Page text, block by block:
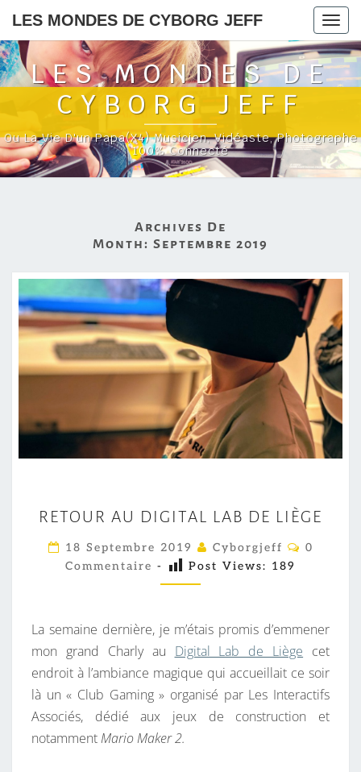
LES MONDES DE CYBORG JEFF
LES MONDES DE
CYBORG JEFF
Ou La Vie D'un Papa(x4) Musicien, Vidéaste, Photographe
100% Connecté
Archives De
Month: Septembre 2019
E
T
O
U
A
U
D
I
G
I
RETOUR AU DIGITAL LAB DE LIÈGE
18 Septembre 2019 Cyborgjeff
C
A
I
R
E
0
Commentaire - Post Views: 189
La semaine dernière, je m’étais promis d’emmener
mon grand Charly au Digital Lab de Liège cet
endroit à l’ambiance magique qui accueillait ce soir
là un « Club Gaming » organisé par Les Interactifs
Associés, dédié aux jeux de construction et
notammentMario Maker 2.